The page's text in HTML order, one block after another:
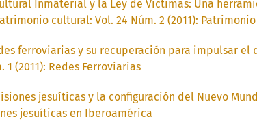
Inmaterial y la Ley de Victimas: Una
cultural: Vol. 24 Núm. 2 (2011):
ferroviarias y su recuperación para impulsar el
(2011): Redes Ferroviarias
jesuíticas y la configuración del Nuevo
jesuíticas en Iberoamérica